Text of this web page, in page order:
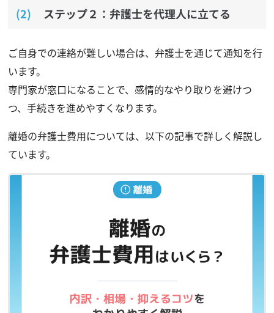
ステップ２：弁護士を代理人に立てる
ご自身での連絡が難しい場合は、弁護士を通じて通知を行
います。
専門家が窓口になることで、感情的なやり取りを避けつ
つ、手続きを進めやすくなります。
離婚の弁護士費用については、以下の記事で詳しく解説し
ています。